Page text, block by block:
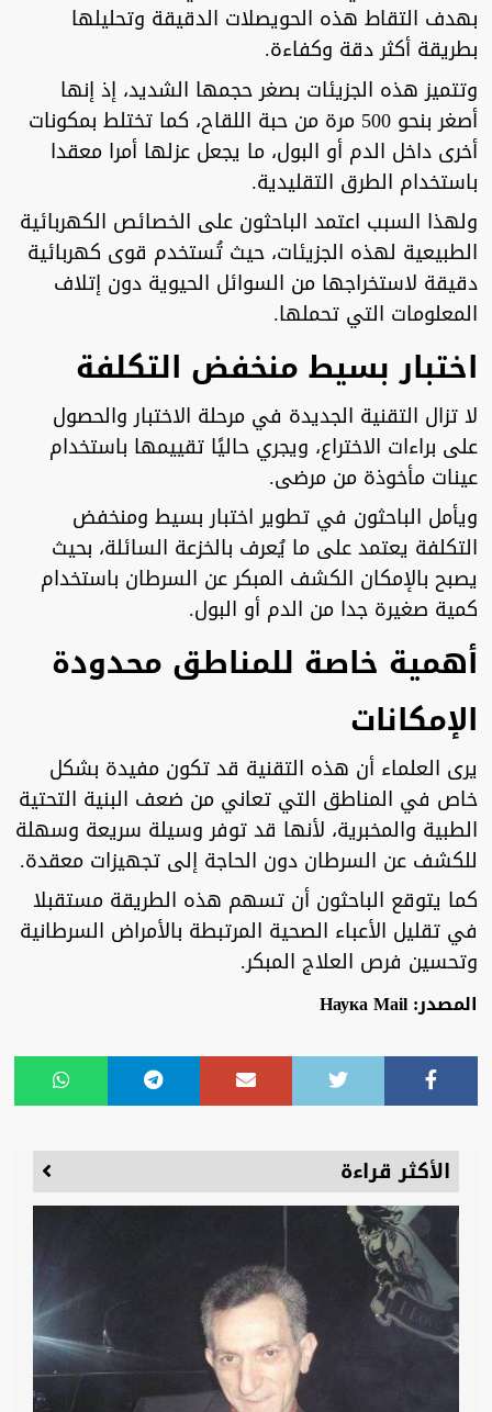
بهدف التقاط هذه الحويصلات الدقيقة وتحليلها
بطريقة أكثر دقة وكفاءة.
وتتميز هذه الجزيئات بصغر حجمها الشديد، إذ إنها
أصغر بنحو 500 مرة من حبة اللقاح، كما تختلط بمكونات
أخرى داخل الدم أو البول، ما يجعل عزلها أمرا معقدا
باستخدام الطرق التقليدية.
ولهذا السبب اعتمد الباحثون على الخصائص الكهربائية
الطبيعية لهذه الجزيئات، حيث تُستخدم قوى كهربائية
دقيقة لاستخراجها من السوائل الحيوية دون إتلاف
المعلومات التي تحملها.
اختبار بسيط منخفض التكلفة
لا تزال التقنية الجديدة في مرحلة الاختبار والحصول
على براءات الاختراع، ويجري حاليًا تقييمها باستخدام
عينات مأخوذة من مرضى.
ويأمل الباحثون في تطوير اختبار بسيط ومنخفض
التكلفة يعتمد على ما يُعرف بالخزعة السائلة، بحيث
يصبح بالإمكان الكشف المبكر عن السرطان باستخدام
كمية صغيرة جدا من الدم أو البول.
أهمية خاصة للمناطق محدودة
الإمكانات
يرى العلماء أن هذه التقنية قد تكون مفيدة بشكل
خاص في المناطق التي تعاني من ضعف البنية التحتية
الطبية والمخبرية، لأنها قد توفر وسيلة سريعة وسهلة
للكشف عن السرطان دون الحاجة إلى تجهيزات معقدة.
كما يتوقع الباحثون أن تسهم هذه الطريقة مستقبلا
في تقليل الأعباء الصحية المرتبطة بالأمراض السرطانية
وتحسين فرص العلاج المبكر.
المصدر: Наука Mail
الأكثر قراءة